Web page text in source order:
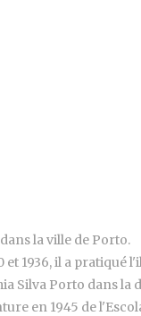
la ville de Porto.
et 1936, il a
Silva Porto dans la
en 1945 de